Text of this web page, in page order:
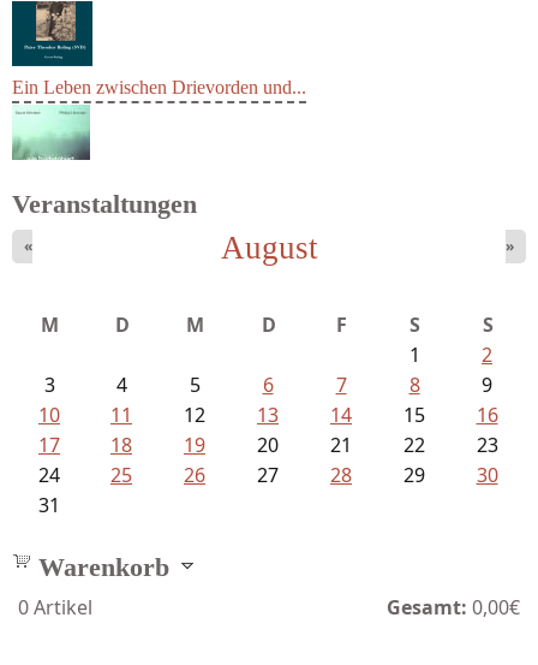
Ein Leben zwischen Drievorden und...
Veranstaltungen
August
« »
M D M D F S
S
1
2
3
4 5 6 7 8
9
10
11 12 13 14 15
16
17
18 19 20 21 22
23
24
25 26 27 28 29
30
31
Warenkorb
0Artikel Gesamt: 0,00€